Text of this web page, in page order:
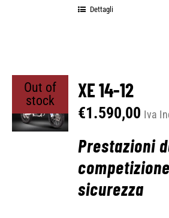
Dettagli
Out of
stock
XE 14-12
€1.590,00 Iva
Prestazioni
sicurezza